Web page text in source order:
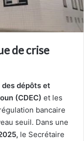
de crise
des dépôts et
(CDEC) et les
bancaire
seuil. Dans une
le Secrétaire